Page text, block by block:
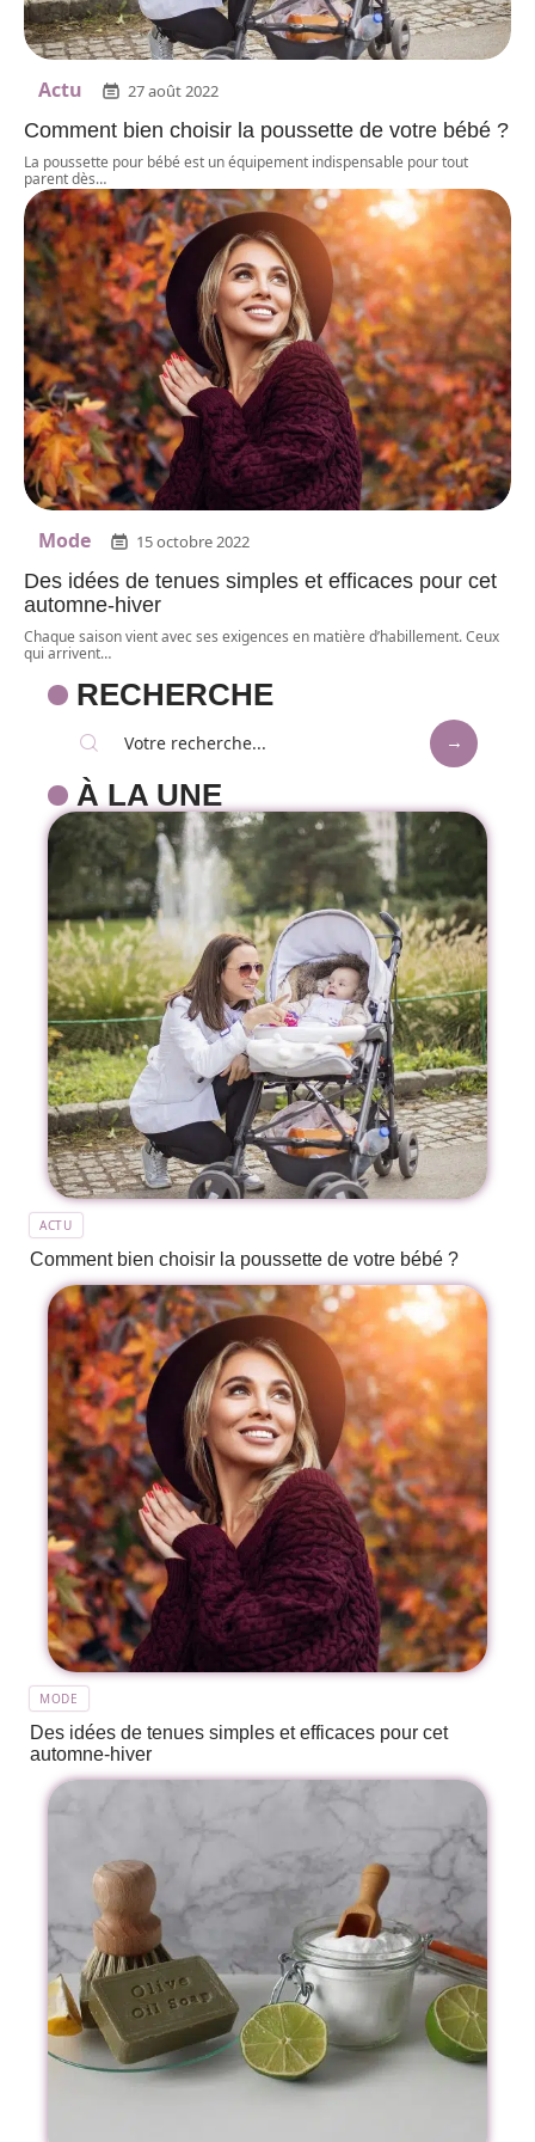
Actu 27 août 2022
Comment bien choisir la poussette de votre bébé ?
La poussette pour bébé est un équipement indispensable pour tout
parent dès…
Mode 15 octobre 2022
Des idées de tenues simples et efficaces pour cet
automne-hiver
Chaque saison vient avec ses exigences en matière d’habillement. Ceux
qui arrivent…
RECHERCHE
À LA UNE
ACTU
Comment bien choisir la poussette de votre bébé ?
MODE
Des idées de tenues simples et efficaces pour cet
automne-hiver